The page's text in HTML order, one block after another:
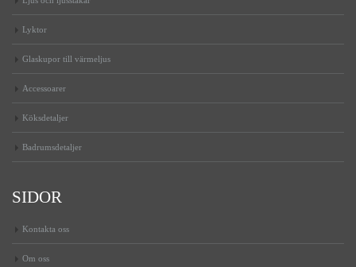
Lyktor
Glaskupor till värmeljus
Accessoarer
Köksdetaljer
Badrumsdetaljer
SIDOR
Kontakta oss
Om oss